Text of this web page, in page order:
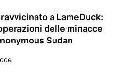
a LameDuck:
delle minacce
Sudan